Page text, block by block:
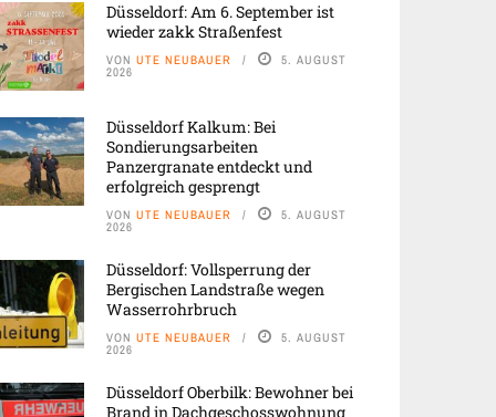
Düsseldorf: Am 6. September ist
wieder zakk Straßenfest
VON UTE NEUBAUER 5. AUGUST
2026
Düsseldorf Kalkum: Bei
Sondierungsarbeiten
Panzergranate entdeckt und
erfolgreich gesprengt
VON UTE NEUBAUER 5. AUGUST
2026
Düsseldorf: Vollsperrung der
Bergischen Landstraße wegen
Wasserrohrbruch
VON UTE NEUBAUER 5. AUGUST
2026
Düsseldorf Oberbilk: Bewohner bei
Brand in Dachgeschosswohnung